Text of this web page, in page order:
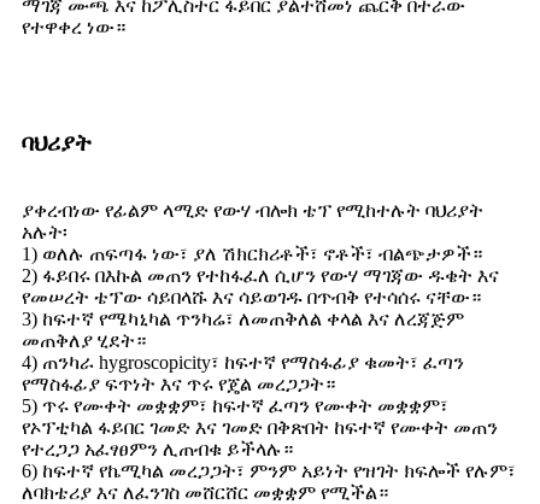
ማገጃ ሙጫ እና ከፖሊስተር ፋይበር ያልተሸመነ ጨርቅ በተራው
የተዋቀረ ነው።
ባህሪያት
ያቀረብነው የፊልም ላሚድ የውሃ ብሎክ ቴፕ የሚከተሉት ባህሪያት
አሉት፡
1) ወለሉ ጠፍጣፋ ነው፣ ያለ ሽክርክሪቶች፣ ኖቶች፣ ብልጭታዎች።
2) ፋይበሩ በእኩል መጠን የተከፋፈለ ሲሆን የውሃ ማገጃው ዱቄት እና
የመሠረት ቴፕው ሳይበላሹ እና ሳይወገዱ በጥብቅ የተሳሰሩ ናቸው።
3) ከፍተኛ የሜካኒካል ጥንካሬ፣ ለመጠቅለል ቀላል እና ለረጃጅም
መጠቅለያ ሂደት።
4) ጠንካራ hygroscopicity፣ ከፍተኛ የማስፋፊያ ቁመት፣ ፈጣን
የማስፋፊያ ፍጥነት እና ጥሩ የጄል መረጋጋት።
5) ጥሩ የሙቀት መቋቋም፣ ከፍተኛ ፈጣን የሙቀት መቋቋም፣
የኦፕቲካል ፋይበር ገመድ እና ገመድ በቅጽበት ከፍተኛ የሙቀት መጠን
የተረጋጋ አፈፃፀምን ሊጠብቁ ይችላሉ።
6) ከፍተኛ የኬሚካል መረጋጋት፣ ምንም አይነት የዝገት ክፍሎች የሉም፣
ለባክቴሪያ እና ለፈንገስ መሸርሸር መቋቋም የሚችል።